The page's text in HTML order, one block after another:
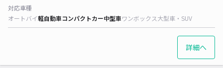
対応車種
オートバイ軽自動車コンパクトカー中型車ワンボックス大型車・SUV
詳細へ